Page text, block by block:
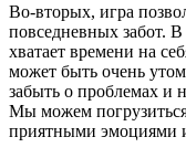
Во-вторых, игра
повседневных забот.
хватает времени на
может быть очень
забыть о проблемах и
Мы можем
приятными эмоциями